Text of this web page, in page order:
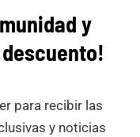
y
para recibir las
y noticias